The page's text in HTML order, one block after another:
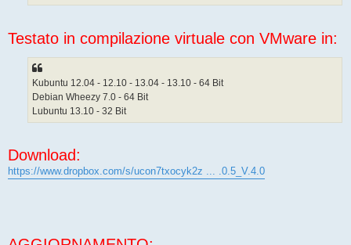
Testato in compilazione virtuale con VMware in:
Kubuntu 12.04 - 12.10 - 13.04 - 13.10 - 64 Bit
Debian Wheezy 7.0 - 64 Bit
Lubuntu 13.10 - 32 Bit
Download:
https://www.dropbox.com/s/ucon7txocyk2z ... .0.5_V.4.0